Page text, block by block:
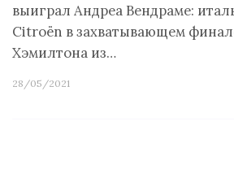
выиграл Андреа Вендраме:
Citroën в захватывающем
Хэмилтона из…
28/05/2021